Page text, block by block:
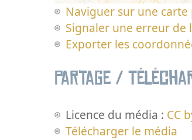
Naviguer sur une
Signaler une erreur de
Exporter les
Partage /
Licence du média : CC
Télécharger le média